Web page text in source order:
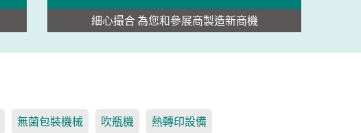
細心撮合 為您和參展商製造新商機
無菌包裝機械 吹瓶機 熱轉印設備